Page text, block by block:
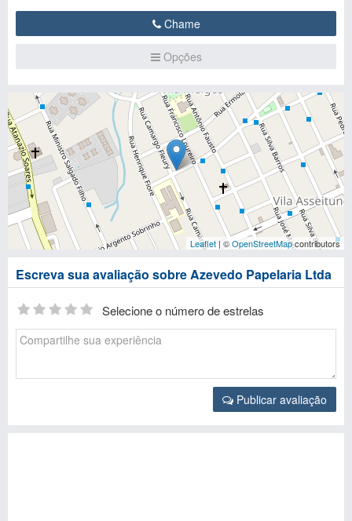
Chame
Opções
Leaflet| ©OpenStreetMapcontributors
Escreva sua avaliação sobre Azevedo Papelaria Ltda
Selecione o número de estrelas
Publicar avaliação